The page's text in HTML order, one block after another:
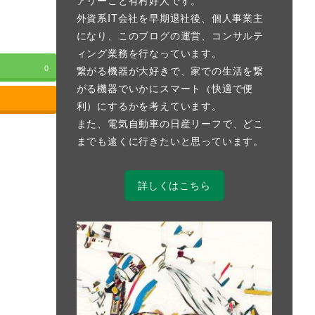
0
外資系IT会社を早期退社後、個人事業主
になり、このブログの運営、コンサルテ
ィング業務を行なっています。
繋がる機器が大好きで、家での生活を繋
がる機器でいかにスマート（快適で便
利）にするかを考えています。
また、電気自動車の日産リーフで、どこ
までも遠くに行きたいと思っています。
詳しくはこちら